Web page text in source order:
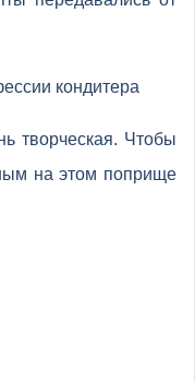
кондитера
творческая. Чтобы
на этом поприще